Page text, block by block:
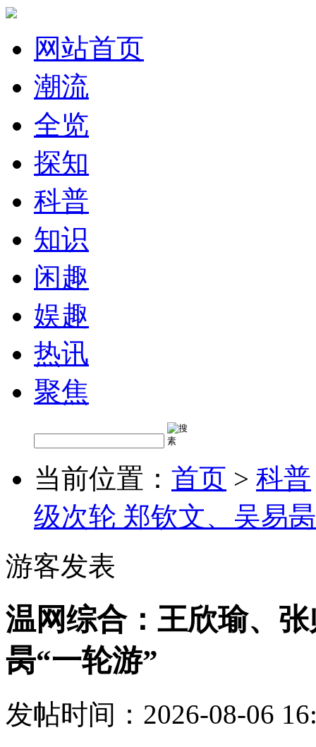
网站首页
潮流
全览
探知
科普
知识
闲趣
娱趣
热讯
聚焦
当前位置： 首页 > 科普
级次轮 郑钦文、吴易
游客发表
温网综合：王欣瑜、
昺“一轮游”
发帖时间：2026-08-06